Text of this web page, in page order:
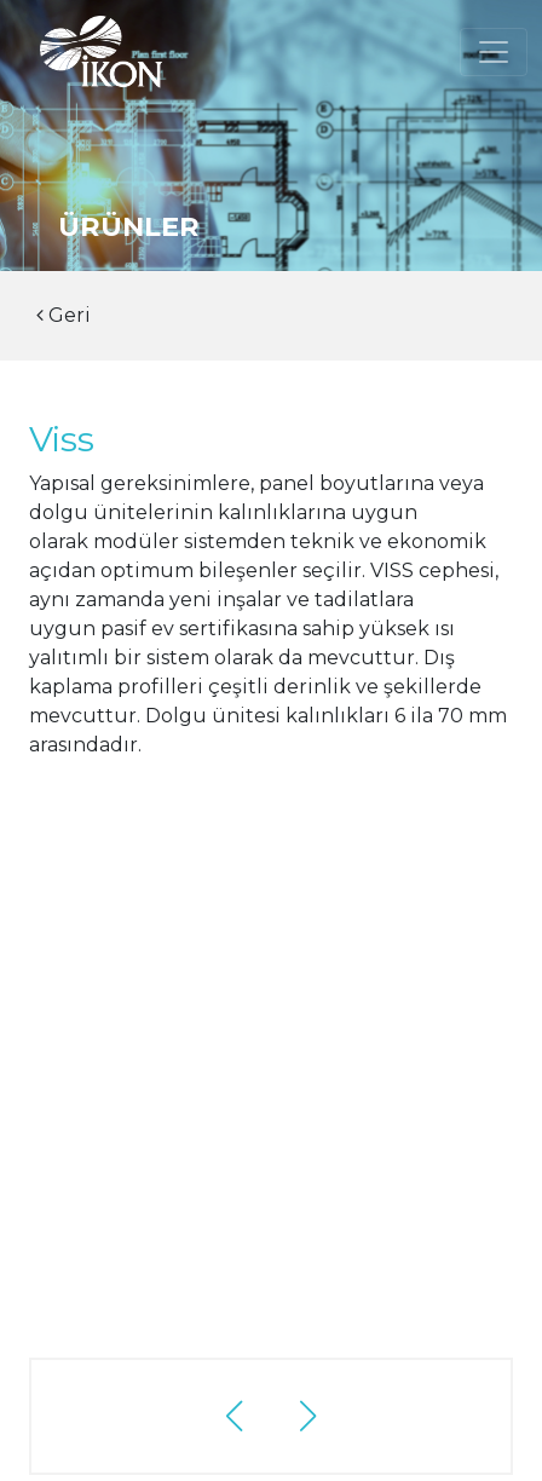
ÜRÜNLER
Geri
Viss
Yapısal gereksinimlere, panel boyutlarına veya
dolgu ünitelerinin kalınlıklarına uygun
olarak modüler sistemden teknik ve ekonomik
açıdan optimum bileşenler seçilir. VISS cephesi,
aynı zamanda yeni inşalar ve tadilatlara
uygun pasif ev sertifikasına sahip yüksek ısı
yalıtımlı bir sistem olarak da mevcuttur. Dış
kaplama profilleri çeşitli derinlik ve şekillerde
mevcuttur. Dolgu ünitesi kalınlıkları 6 ila 70 mm
arasındadır.